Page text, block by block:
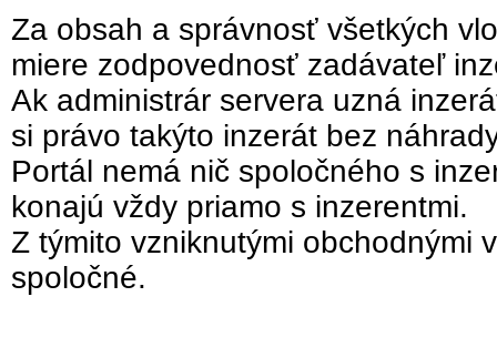
Za obsah a správnosť všetkých
miere zodpovednosť zadávateľ
Ak administrár servera uzná
si právo takýto inzerát bez
Portál nemá nič spoločného s
konajú vždy priamo s inzerentmi.
Z týmito vzniknutými obchodnými
spoločné.